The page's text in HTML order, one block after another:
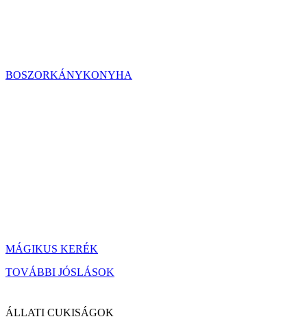
BOSZORKÁNYKONYHA
MÁGIKUS KERÉK
TOVÁBBI JÓSLÁSOK
ÁLLATI CUKISÁGOK